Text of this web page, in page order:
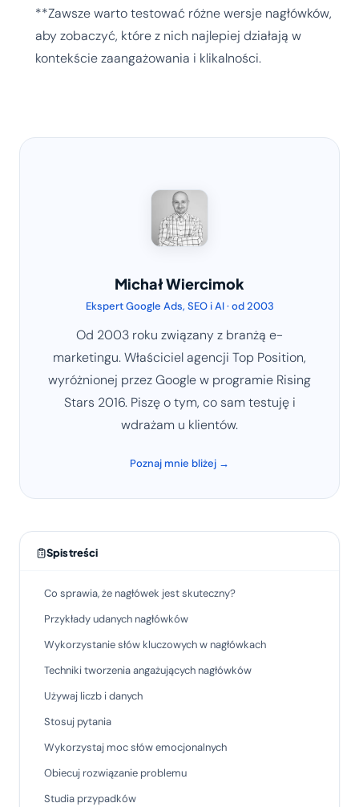
**Zawsze warto testować różne wersje nagłówków,
aby zobaczyć, które z nich najlepiej działają w
kontekście zaangażowania i klikalności.
Michał Wiercimok
Ekspert Google Ads, SEO i AI · od 2003
Od 2003 roku związany z branżą e-
marketingu. Właściciel agencji Top Position,
wyróżnionej przez Google w programie Rising
Stars 2016. Piszę o tym, co sam testuję i
wdrażam u klientów.
Poznaj mnie bliżej →
Spis treści
Co sprawia, że nagłówek jest skuteczny?
Przykłady udanych nagłówków
Wykorzystanie słów kluczowych w nagłówkach
Techniki tworzenia angażujących nagłówków
Używaj liczb i danych
Stosuj pytania
Wykorzystaj moc słów emocjonalnych
Obiecuj rozwiązanie problemu
Studia przypadków